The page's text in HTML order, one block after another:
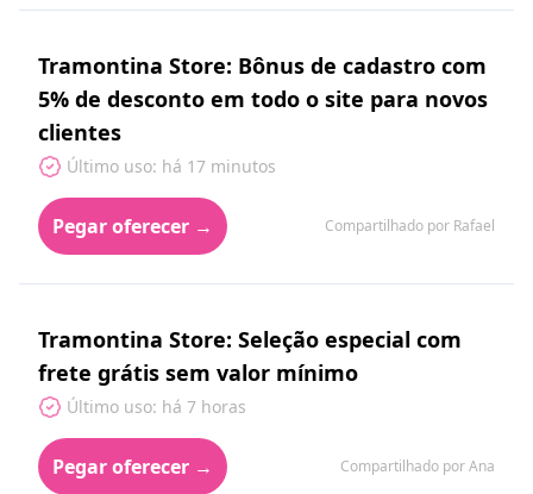
Tramontina Store: Bônus de cadastro com
5% de desconto em todo o site para novos
clientes
Último uso: há 17 minutos
Pegar oferecer → Compartilhado por Rafael
Tramontina Store: Seleção especial com
frete grátis sem valor mínimo
Último uso: há 7 horas
Pegar oferecer → Compartilhado por Ana